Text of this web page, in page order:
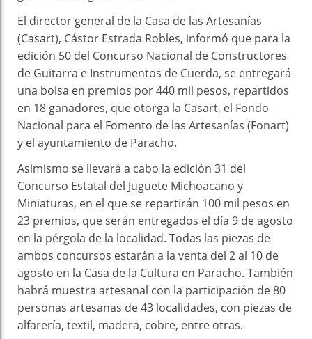
El director general de la Casa de las Artesanías
(Casart), Cástor Estrada Robles, informó que para la
edición 50 del Concurso Nacional de Constructores
de Guitarra e Instrumentos de Cuerda, se entregará
una bolsa en premios por 440 mil pesos, repartidos
en 18 ganadores, que otorga la Casart, el Fondo
Nacional para el Fomento de las Artesanías (Fonart)
y el ayuntamiento de Paracho.
Asimismo se llevará a cabo la edición 31 del
Concurso Estatal del Juguete Michoacano y
Miniaturas, en el que se repartirán 100 mil pesos en
23 premios, que serán entregados el día 9 de agosto
en la pérgola de la localidad. Todas las piezas de
ambos concursos estarán a la venta del 2 al 10 de
agosto en la Casa de la Cultura en Paracho. También
habrá muestra artesanal con la participación de 80
personas artesanas de 43 localidades, con piezas de
alfarería, textil, madera, cobre, entre otras.